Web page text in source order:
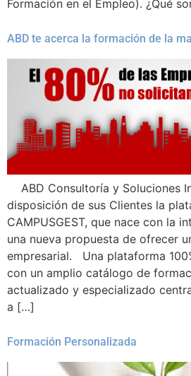
Formación en el Empleo). ¿Qué
ABD te acerca la formación de la
ABD Consultoría y Soluciones
disposición de sus Clientes la
CAMPUSGEST, que nace con la
una nueva propuesta de ofrecer
empresarial. Una plataforma
con un amplio catálogo de
actualizado y especializado
a […]
Formación Personalizada